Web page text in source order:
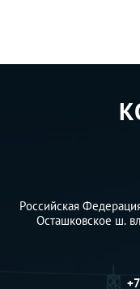
Российская
Осташковское ш.